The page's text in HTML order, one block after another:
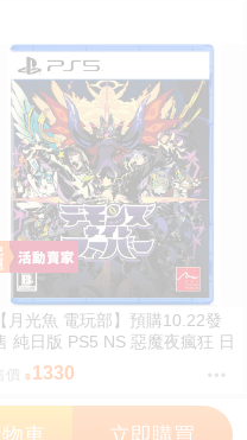
【月光魚 電玩部】預購10.22發
純日版 PS5 NS 惡魔夜瘋狂 日
售價 1330
車 立即購買